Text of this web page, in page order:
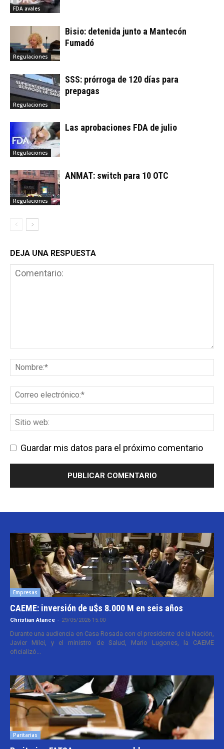
FDA avales
Regulaciones
Bisio: detenida junto a Mantecón
Fumadó
Regulaciones
SSS: prórroga de 120 días para
prepagas
Regulaciones
Las aprobaciones FDA de julio
Regulaciones
ANMAT: switch para 10 OTC
DEJA UNA RESPUESTA
Guardar mis datos para el próximo comentario
Empresas
CAEME: inversión de u$s 8.000 M en seis años
Christian Atance - 29/05/2026 15:00
Durante una audiencia en Casa Rosada con el presidente de la Nación,
Javier Milei, y el ministro de Salud, Mario Lugones, la CAEME
oficializó...
Paritarias